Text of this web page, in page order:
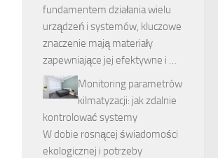
fundamentem działania wielu
urządzeń i systemów, kluczowe
znaczenie mają materiały
zapewniające jej efektywne i …
Monitoring parametrów
kilmatyzacji: jak zdalnie
kontrolować systemy
W dobie rosnącej świadomości
ekologicznej i potrzeby